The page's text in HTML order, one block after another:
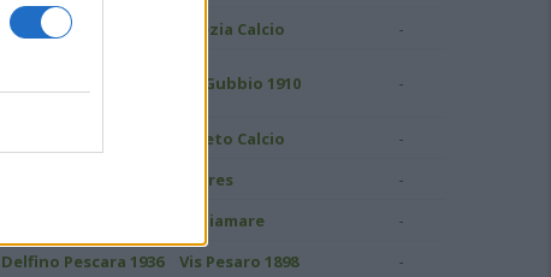
US Grosseto 1912 Spezia Calcio -
1937
AS Gubbio 1910 -
Pineto Calcio -
Torres -
Ostiamare -
Delfino Pescara 1936 Vis Pesaro 1898 -